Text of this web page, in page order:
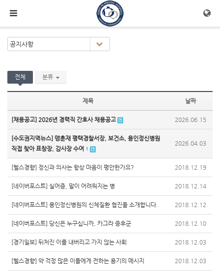
전체 분류
제목 날짜
[채용공고] 2026년 경력직 간호사 채용공고 2026.06.15
[수도권지역뉴스] 맹훈재 평택경찰서장, 보건소, 용인정신병원
직접 찾아 표창장, 감사장 수여 1
2026.04.03
[헬스경향] 정신과 의사는 항상 마음이 평안한가요? 2018.12.19
[네이버포스트] 실어증, 말이 어려워지는 병 2018.12.14
[네이버포스트] 용인정신병원의 신체질환 협진을 소개합니다. 2018.12.12
[네이버포스트] 당신은 누구십니까, 카그라 증후군 2018.12.10
[경기일보] 뒤처진 이를 내버리고 가지 않는 사회 2018.12.03
[헬스경향] 약 걱정 많은 이들에게 전하는 용기의 메시지 2018.12.03